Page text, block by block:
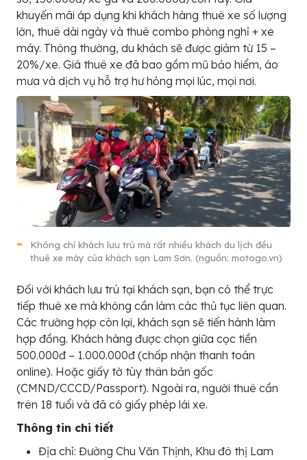
khuyến mãi áp dụng khi khách hàng thuê xe số lượng
lớn, thuê dài ngày và thuê combo phòng nghỉ + xe
máy. Thông thường, du khách sẽ được giảm từ 15 –
20%/xe. Giá thuê xe đã bao gồm mũ bảo hiểm, áo
mưa và dịch vụ hỗ trợ hư hỏng mọi lúc, mọi nơi.
Không chỉ khách lưu trú mà rất nhiều khách du lịch đều
thuê xe máy của khách sạn Lam Sơn. (nguồn: motogo.vn)
Đối với khách lưu trú tại khách sạn, bạn có thể trực
tiếp thuê xe mà không cần làm các thủ tục liên quan.
Các trường hợp còn lại, khách sạn sẽ tiến hành làm
hợp đồng. Khách hàng được chọn giữa cọc tiền
500.000đ – 1.000.000đ (chấp nhận thanh toán
online). Hoặc giấy tờ tùy thân bản gốc
(CMND/CCCD/Passport). Ngoài ra, người thuê cần
trên 18 tuổi và đã có giấy phép lái xe.
Thông tin chi tiết
Địa chỉ: Đường Chu Văn Thịnh, Khu đô thị Lam